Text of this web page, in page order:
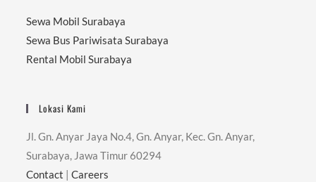
Sewa Mobil Surabaya
Sewa Bus Pariwisata Surabaya
Rental Mobil Surabaya
Lokasi Kami
Jl. Gn. Anyar Jaya No.4, Gn. Anyar, Kec. Gn. Anyar,
Surabaya, Jawa Timur 60294
Contact |Careers